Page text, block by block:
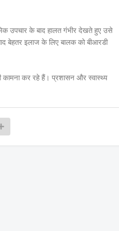
उपचार के बाद हालत गंभीर देखते हुए उसे
बेहतर इलाज के लिए बालक को बीआरडी
कामना कर रहे हैं। प्रशासन और स्वास्थ्य